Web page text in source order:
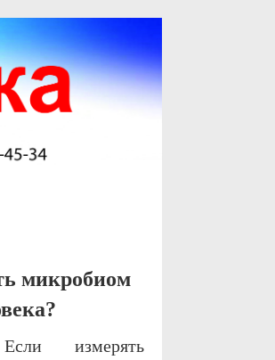
микробиом
измерять